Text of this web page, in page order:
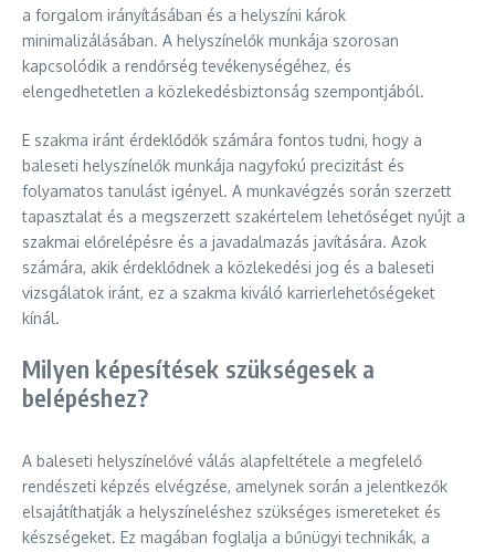
a forgalom irányításában és a helyszíni károk
minimalizálásában. A helyszínelők munkája szorosan
kapcsolódik a rendőrség tevékenységéhez, és
elengedhetetlen a közlekedésbiztonság szempontjából.
E szakma iránt érdeklődők számára fontos tudni, hogy a
baleseti helyszínelők munkája nagyfokú precizitást és
folyamatos tanulást igényel. A munkavégzés során szerzett
tapasztalat és a megszerzett szakértelem lehetőséget nyújt a
szakmai előrelépésre és a javadalmazás javítására. Azok
számára, akik érdeklődnek a közlekedési jog és a baleseti
vizsgálatok iránt, ez a szakma kiváló karrierlehetőségeket
kínál.
Milyen képesítések szükségesek a
belépéshez?
A baleseti helyszínelővé válás alapfeltétele a megfelelő
rendészeti képzés elvégzése, amelynek során a jelentkezők
elsajátíthatják a helyszíneléshez szükséges ismereteket és
készségeket. Ez magában foglalja a bűnügyi technikák, a